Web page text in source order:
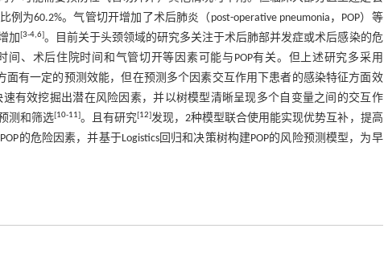
为60.2%。气管切开增加了术后肺炎（post-operative pneumonia，POP）等
加 [3-4,6]。目前关于头颈领域的研究多关注于术后肺部并发症或术后感染的危
间、术后住院时间和气管切开等因素可能与POP有关。但上述研究多采用
面有一定的预测效能，但在预测多个因素交互作用下患者的感染特征方面效
有效挖掘出潜在风险因素，并以树模型清晰呈现多个自变量之间的交互作
测和筛选[10-11]。且有研究[12]发现，2种模型联合使用能实现优势互补，提高
的危险因素，并基于Logistics回归和决策树构建POP的风险预测模型，为早